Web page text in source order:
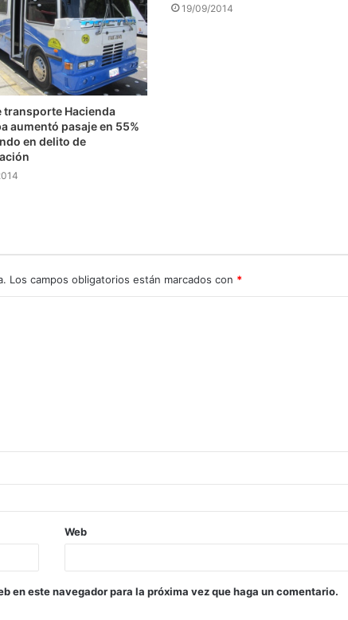
transporte Hacienda
aumentó pasaje en 55%
en delito de
19/09/2014
Los campos obligatorios están marcados con *
Web
en este navegador para la próxima vez que haga un comentario.